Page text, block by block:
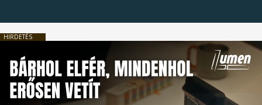
HIRDETÉS